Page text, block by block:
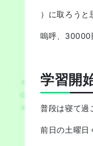
）に取ろうと
嗚呼、30000
学習開
普段は寝て過
前日の土曜日